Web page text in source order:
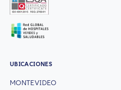
UBICACIONES
MONTEVIDEO